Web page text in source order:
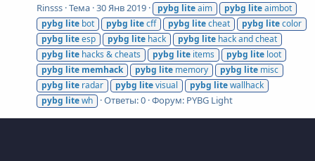
Rinsss Тема 30 Янв 2019 pybg liteaim pybg liteaimbot
pybg lite bot pybg litecff pybg litecheat pybg litecolor
pybg liteesp pybg lite hack pybg lite hack and cheat
pybg lite hacks & cheats pybg lite items pybg lite loot
pybg lite memhack pybg lite memory pybg lite misc
pybg lite radar pybg litevisual pybg litewallhack
pybg litewh Ответы: 0 Форум: PYBG Light